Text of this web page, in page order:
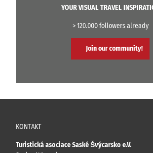
YOUR VISUAL TRAVEL
> 120.000 followers already
Join our community!
KONTAKT
Turistická asociace Saské Švýcarsko e.V.